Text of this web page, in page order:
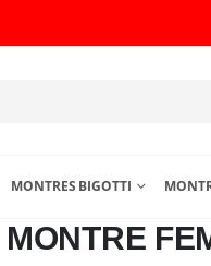
MONTRES BIGOTTI
MONTRE